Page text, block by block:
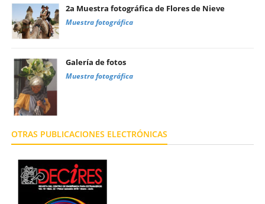
2a Muestra fotográfica de Flores de Nieve
Muestra fotográfica
Galería de fotos
Muestra fotográfica
OTRAS PUBLICACIONES ELECTRÓNICAS